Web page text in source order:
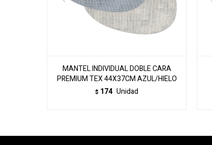
MANTEL INDIVIDUAL DOBLE CARA
PREMIUM TEX 44X37CM AZUL/HIELO
$ 174 Unidad